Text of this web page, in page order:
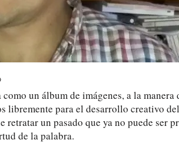
un álbum de imágenes, a la
libremente para el desarrollo creativo
un pasado que ya no puede ser
de la palabra.